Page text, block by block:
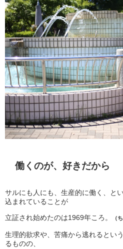
働くのが、好きだから
サルにも人にも、生産的に働く、と
込まれていることが
立証され始めたのは1969年ころ。 （
生理的欲求や、苦痛から逃れるとい
るものの、